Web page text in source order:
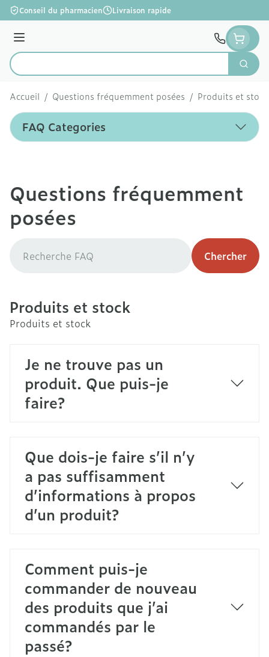
Aller au contenu
Conseil du pharmacien Livraison rapide
Menu
Rechercher
Accueil / Questions fréquemment posées / Produits et stock
FAQ Categories
Questions fréquemment
posées
Chercher
Chercher
Produits et stock
Produits et stock
Je ne trouve pas un
produit. Que puis-je
faire?
Que dois-je faire s’il n’y
a pas suffisamment
d’informations à propos
d’un produit?
Comment puis-je
commander de nouveau
des produits que j’ai
commandés par le
passé?